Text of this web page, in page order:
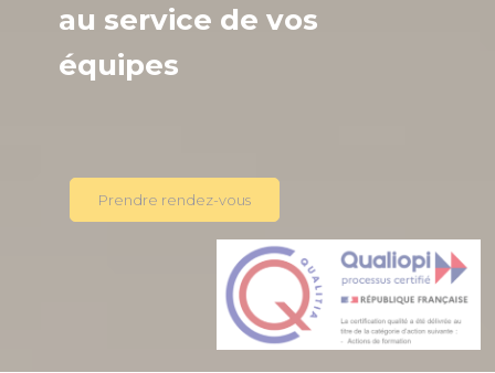
au service de vos
équipes
Prendre rendez-vous